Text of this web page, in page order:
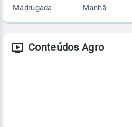
Madrugada Manhã
Conteúdos Agro